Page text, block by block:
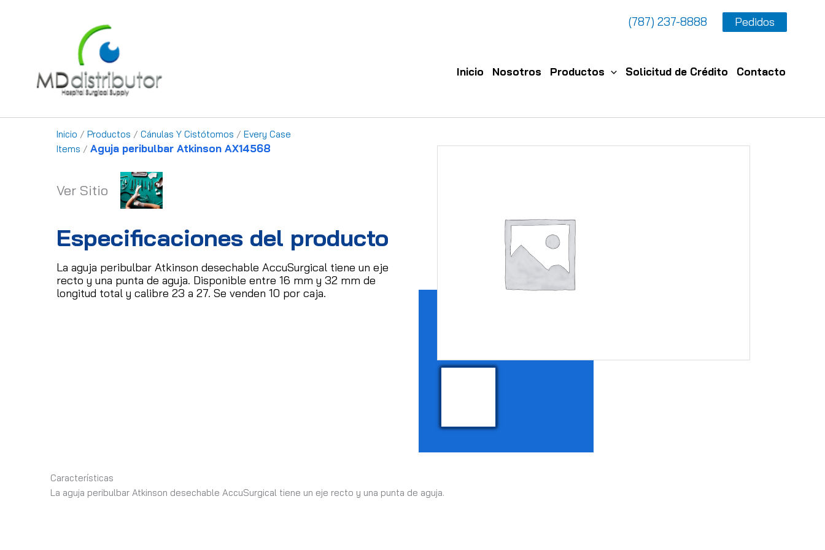
(787) 237-8888 Pedidos
Inicio Nosotros Productos Solicitud de Crédito Contacto
Inicio / Productos / Cánulas Y Cistótomos / Every Case
Items / Aguja peribulbar Atkinson AX14568
Ver Sitio
Especificaciones del producto
La aguja peribulbar Atkinson desechable AccuSurgical tiene un eje
recto y una punta de aguja. Disponible entre 16 mm y 32 mm de
longitud total y calibre 23 a 27. Se venden 10 por caja.
Características
La aguja peribulbar Atkinson desechable AccuSurgical tiene un eje recto y una punta de aguja.